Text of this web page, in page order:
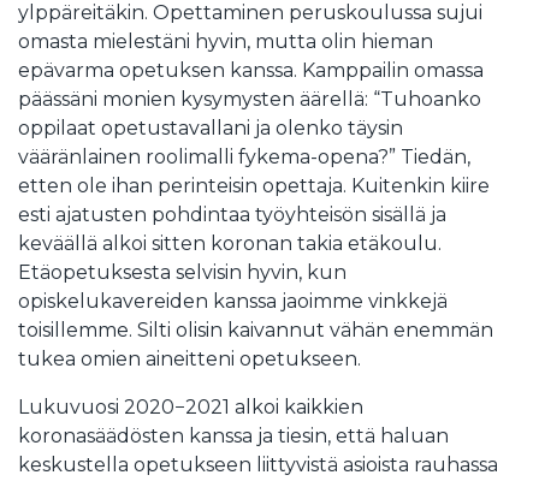
ylppäreitäkin. Opettaminen peruskoulussa sujui
omasta mielestäni hyvin, mutta olin hieman
epävarma opetuksen kanssa. Kamppailin omassa
päässäni monien kysymysten äärellä: “Tuhoanko
oppilaat opetustavallani ja olenko täysin
vääränlainen roolimalli fykema-opena?” Tiedän,
etten ole ihan perinteisin opettaja. Kuitenkin kiire
esti ajatusten pohdintaa työyhteisön sisällä ja
keväällä alkoi sitten koronan takia etäkoulu.
Etäopetuksesta selvisin hyvin, kun
opiskelukavereiden kanssa jaoimme vinkkejä
toisillemme. Silti olisin kaivannut vähän enemmän
tukea omien aineitteni opetukseen.
Lukuvuosi 2020−2021 alkoi kaikkien
koronasäädösten kanssa ja tiesin, että haluan
keskustella opetukseen liittyvistä asioista rauhassa